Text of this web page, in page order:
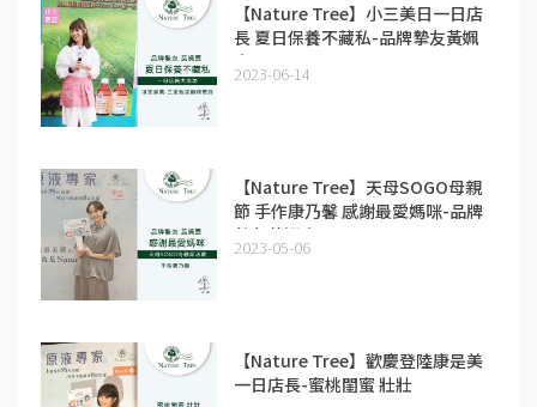
【Nature Tree】小三美日一日店
長 夏日保養不藏私-品牌摯友黃姵
嘉
2023-06-14
【Nature Tree】天母SOGO母親
節 手作康乃馨 感謝最愛媽咪-品牌
摯友黃姵嘉
2023-05-06
【Nature Tree】歡慶登陸康是美
一日店長-蜜桃閨蜜 壯壯